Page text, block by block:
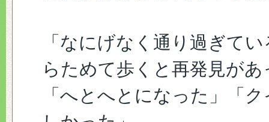
「なにげなく通り過ぎて
らためて歩くと再発見があ
「へとへとになった」「